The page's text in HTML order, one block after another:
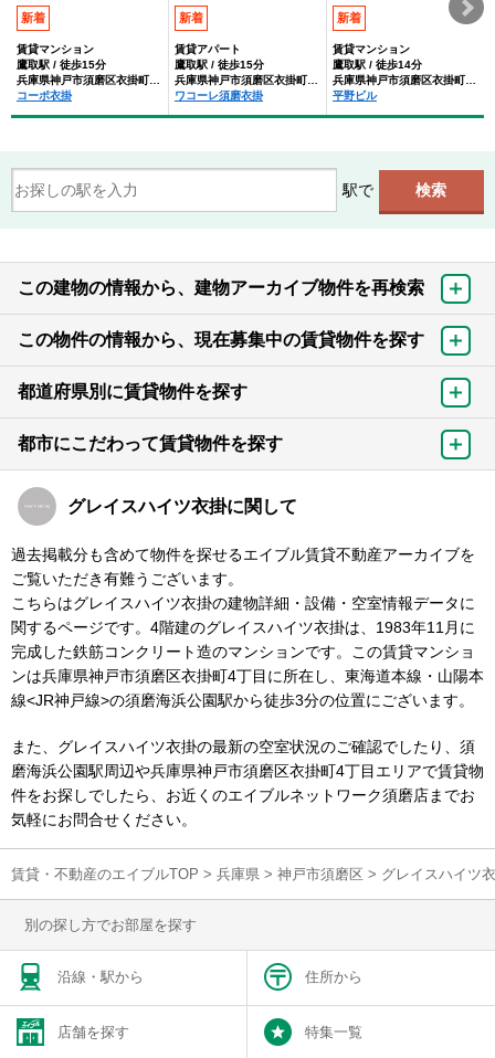
新着
賃貸マンション
鷹取駅 / 徒歩15分
兵庫県神戸市須磨区衣掛町4丁目
コーポ衣掛
新着
賃貸アパート
鷹取駅 / 徒歩15分
兵庫県神戸市須磨区衣掛町３丁目
ワコーレ須磨衣掛
新着
賃貸マンション
鷹取駅 / 徒歩14分
兵庫県神戸市須磨区衣掛町４丁目
平野ビル
駅で
この建物の情報から、建物アーカイブ物件を再検索
この物件の情報から、現在募集中の賃貸物件を探す
都道府県別に賃貸物件を探す
都市にこだわって賃貸物件を探す
グレイスハイツ衣掛に関して
過去掲載分も含めて物件を探せるエイブル賃貸不動産アーカイブを
ご覧いただき有難うございます。
こちらはグレイスハイツ衣掛の建物詳細・設備・空室情報データに
関するページです。4階建のグレイスハイツ衣掛は、1983年11月に
完成した鉄筋コンクリート造のマンションです。この賃貸マンショ
ンは兵庫県神戸市須磨区衣掛町4丁目に所在し、東海道本線・山陽本
線<JR神戸線>の須磨海浜公園駅から徒歩3分の位置にございます。
また、グレイスハイツ衣掛の最新の空室状況のご確認でしたり、須
磨海浜公園駅周辺や兵庫県神戸市須磨区衣掛町4丁目エリアで賃貸物
件をお探しでしたら、お近くのエイブルネットワーク須磨店までお
気軽にお問合せください。
賃貸・不動産のエイブルTOP > 兵庫県 > 神戸市須磨区 > グレイスハイツ
別の探し方でお部屋を探す
沿線・駅から 住所から
店舗を探す 特集一覧